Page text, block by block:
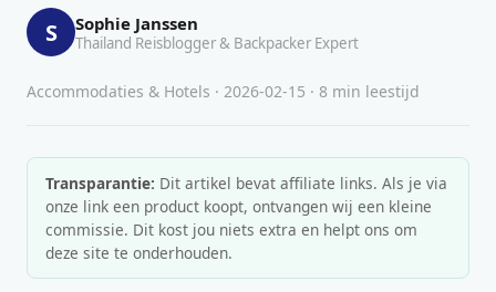
S Sophie Janssen
Thailand Reisblogger & Backpacker Expert
Accommodaties & Hotels · 2026-02-15 · 8 min leestijd
Transparantie: Dit artikel bevat affiliate links. Als je via
onze link een product koopt, ontvangen wij een kleine
commissie. Dit kost jou niets extra en helpt ons om
deze site te onderhouden.